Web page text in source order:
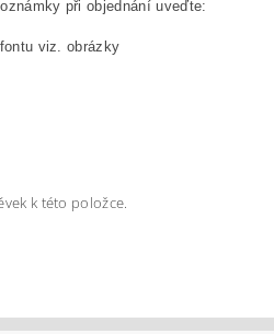
při objednání uveďte:
viz. obrázky
k této položce.